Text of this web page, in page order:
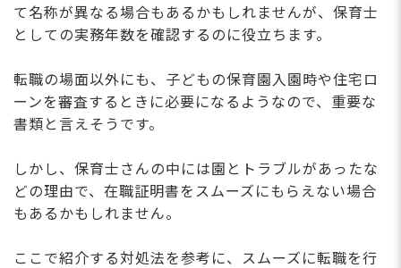
て名称が異なる場合もあるかもしれませんが、保育士
としての実務年数を確認するのに役立ちます。
転職の場面以外にも、子どもの保育園入園時や住宅ロ
ーンを審査するときに必要になるようなので、重要な
書類と言えそうです。
しかし、保育士さんの中には園とトラブルがあったな
どの理由で、在職証明書をスムーズにもらえない場合
もあるかもしれません。
ここで紹介する対処法を参考に、スムーズに転職を行